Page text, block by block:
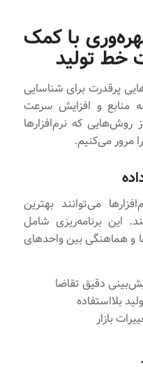
با کمک
خط تولید
پرقدرت برای شناسایی
منابع و افزایش سرعت
که نرم‌افزارها
مرور می‌کنیم.
می‌توانند بهترین
این برنامه‌ریزی شامل
و هماهنگی بین واحدهای
دقیق تقاضا
بلااستفاده
بازار